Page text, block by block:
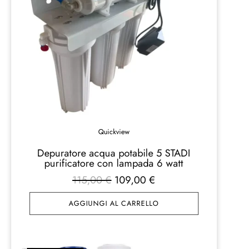
Quickview
Depuratore acqua potabile 5 STADI
purificatore con lampada 6 watt
115,00€ Il
prezzo
originale
era:
109,00€
prezzo
attuale
è:
AGGIUNGI AL CARRELLO